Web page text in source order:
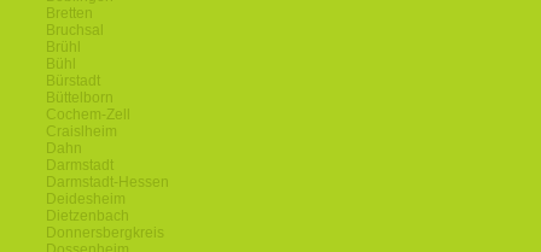
Bretten
Bruchsal
Brühl
Bühl
Bürstadt
Büttelborn
Cochem-Zell
Craislheim
Dahn
Darmstadt
Darmstadt-Hessen
Deidesheim
Dietzenbach
Donnersbergkreis